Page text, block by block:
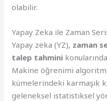
olabilir.
Yapay Zeka ile Zaman
Yapay zeka (YZ), zaman
talep tahmini
Makine öğrenimi
kümelerindeki karmaşık
geleneksel istatistiksel